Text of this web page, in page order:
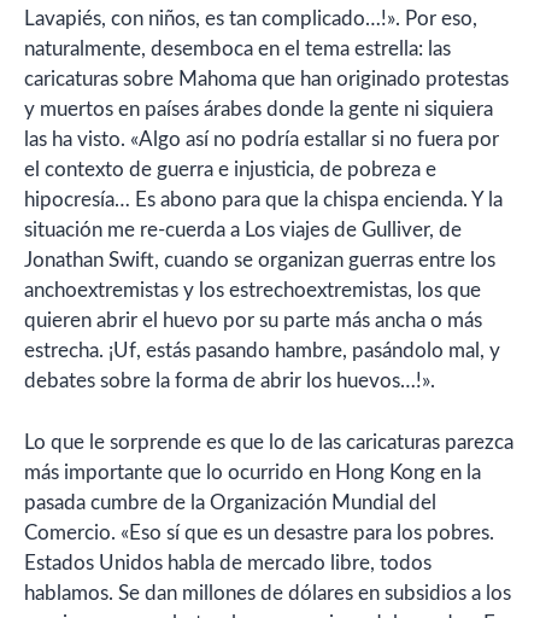
Lavapiés, con niños, es tan complicado…!». Por eso,
naturalmente, desemboca en el tema estrella: las
caricaturas sobre Mahoma que han originado protestas
y muertos en países árabes donde la gente ni siquiera
las ha visto. «Algo así no podría estallar si no fuera por
el contexto de guerra e injusticia, de pobreza e
hipocresía… Es abono para que la chispa encienda. Y la
situación me re-cuerda a Los viajes de Gulliver, de
Jonathan Swift, cuando se organizan guerras entre los
anchoextremistas y los estrechoextremistas, los que
quieren abrir el huevo por su parte más ancha o más
estrecha. ¡Uf, estás pasando hambre, pasándolo mal, y
debates sobre la forma de abrir los huevos…!».
Lo que le sorprende es que lo de las caricaturas parezca
más importante que lo ocurrido en Hong Kong en la
pasada cumbre de la Organización Mundial del
Comercio. «Eso sí que es un desastre para los pobres.
Estados Unidos habla de mercado libre, todos
hablamos. Se dan millones de dólares en subsidios a los